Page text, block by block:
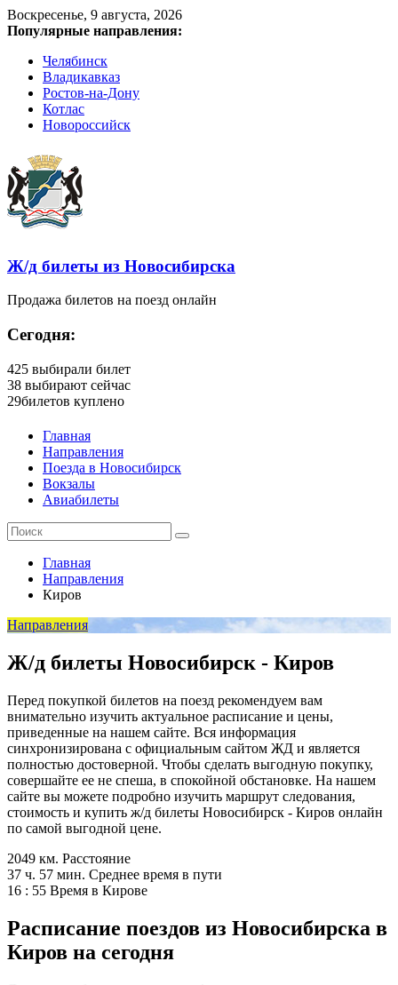
Воскресенье, 9 августа, 2026
Популярные направления:
Челябинск
Владикавказ
Ростов-на-Дону
Котлас
Новороссийск
Ж/д билеты из Новосибирска
Продажа билетов на поезд онлайн
Сегодня:
425 выбирали билет
38 выбирают сейчас
29билетов куплено
Главная
Направления
Поезда в Новосибирск
Вокзалы
Авиабилеты
Главная
Направления
Киров
Направления
Ж/д билеты Новосибирск - Киров
Перед покупкой билетов на поезд рекомендуем вам
внимательно изучить актуальное расписание и цены,
приведенные на нашем сайте. Вся информация
синхронизирована с официальным сайтом ЖД и является
полностью достоверной. Чтобы сделать выгодную покупку,
совершайте ее не спеша, в спокойной обстановке. На нашем
сайте вы можете подробно изучить маршрут следования,
стоимость и купить ж/д билеты Новосибирск - Киров онлайн
по самой выгодной цене.
2049 км. Расстояние
37 ч. 57 мин. Среднее время в пути
16 : 55 Время в Кирове
Расписание поездов из Новосибирска в
Киров на сегодня